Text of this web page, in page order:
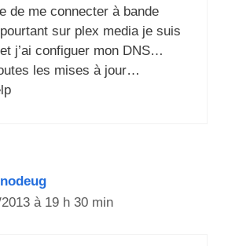
de me connecter à bande
sur plex media je suis
j’ai configuer mon DNS…
les mises à jour…
à 19 h 30 min